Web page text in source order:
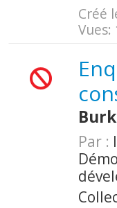
Créé
Vues:
Par :